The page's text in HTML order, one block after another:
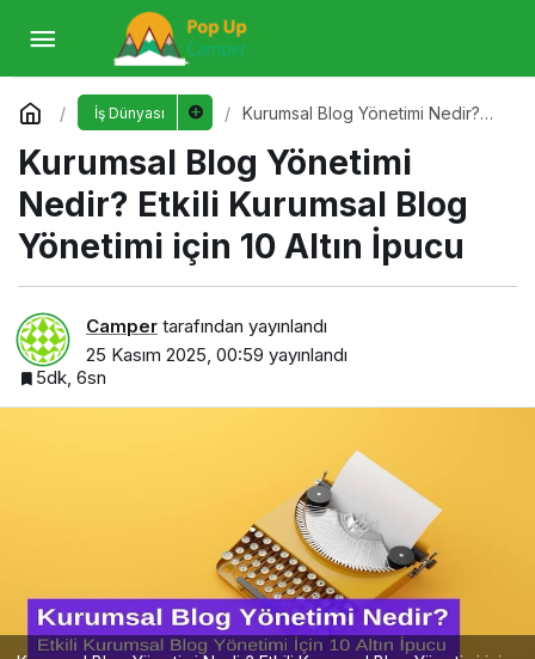
İş Dünyası
Kurumsal Blog Yönetimi Nedir?
10 Altın İpucu
Kurumsal Blog Yönetimi
Nedir? Etkili Kurumsal Blog
Yönetimi için 10 Altın İpucu
Camper tarafından yayınlandı
25 Kasım 2025, 00:59 yayınlandı
5dk, 6sn
Kurumsal Blog Yönetimi Nedir? Etkili
Kurumsal Blog Yönetimi için 10 Altın İpucu
Yorum Yap